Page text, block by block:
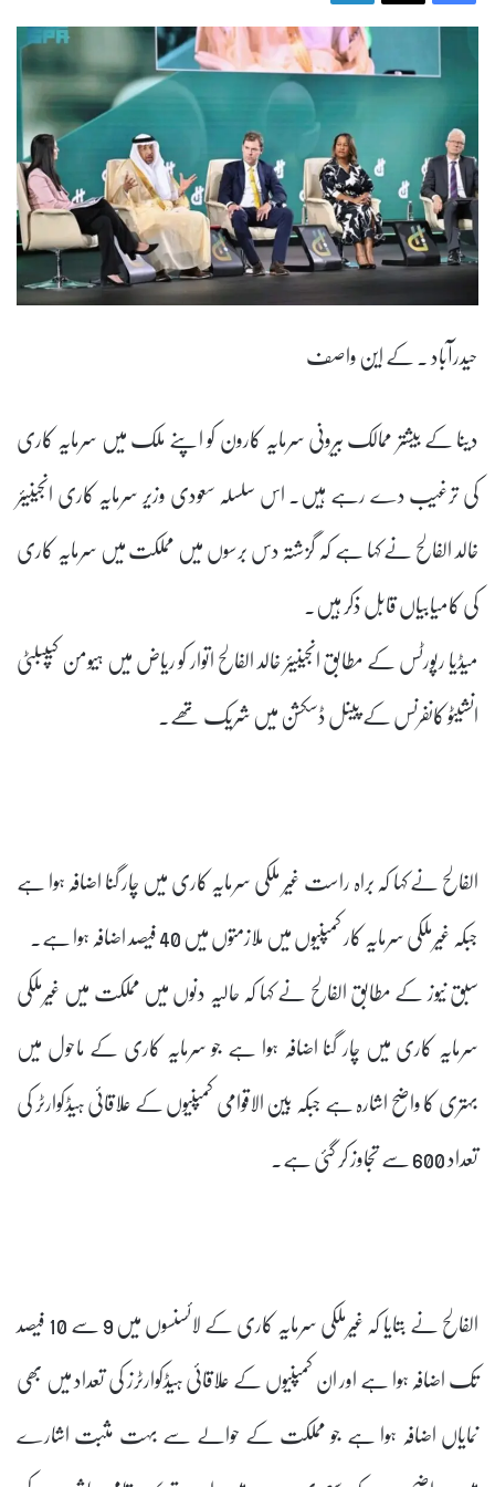
حیدرآباد ۔ کے این واصف
دینا کے بیشتر ممالک بیرونی سرمایہ کارون کو اپنے ملک میں سرمایہ کاری
کی ترغیب دے رہے ہیں۔ اس سلسلہ سعودی وزیر سرمایہ کاری انجینیئر
خالد الفالح نے کہا ہے کہ گزشتہ دس برسوں میں مملکت میں سرمایہ کاری
کی کامیابیاں قابل ذکر ہیں۔
میڈیا رپورٹس کے مطابق انجینیئر خالد الفالح اتوار کو ریاض میں ہیومن کیپبلٹی
انشیٹو کانفرنس کے پینل ڈسکشن میں شریک تھے۔
الفالح نے کہا کہ براہ راست غیر ملکی سرمایہ کاری میں چار گنا اضافہ ہوا ہے
جبکہ غیرملکی سرمایہ کار کمپنیوں میں ملازمتوں میں 40 فیصد اضافہ ہوا ہے۔
سبق نیوز کے مطابق الفالح نے کہا کہ حالیہ دنوں میں مملکت میں غیرملکی
سرمایہ کاری میں چار گنا اضافہ ہوا ہے جو سرمایہ کاری کے ماحول میں
بہتری کا واضح اشارہ ہے جبکہ بین الاقوامی کمپنیوں کے علاقائی ہیڈکوارٹر کی
تعداد 600 سے تجاوز کر گئی ہے۔
الفالح نے بتایا کہ غیرملکی سرمایہ کاری کے لائسنسوں میں 9 سے 10 فیصد
تک اضافہ ہوا ہے اور ان کمپنیوں کے علاقائی ہیڈکوارٹرز کی تعداد میں بھی
نمایاں اضافہ ہوا ہے جو مملکت کے حوالے سے بہت مثبت اشارے